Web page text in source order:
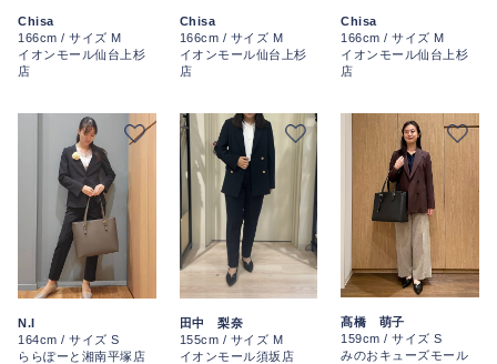
Chisa
166cm / サイズ M
イオンモール仙台上杉
店
Chisa
166cm / サイズ M
イオンモール仙台上杉
店
Chisa
166cm / サイズ M
イオンモール仙台上杉
店
N.I
164cm / サイズ S
ららぽーと湘南平塚店
田中 梨奈
155cm / サイズ M
イオンモール須坂店
髙橋 萌子
159cm / サイズ S
みのおキューズモール